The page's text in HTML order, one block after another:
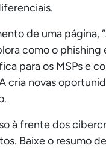
de uma página,
como o
para os MSPs e
cria novas
à frente dos
Baixe o resumo